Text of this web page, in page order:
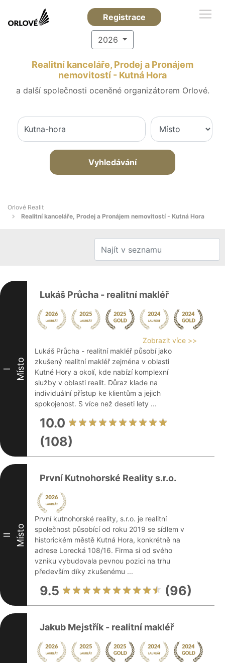
Registrace
2026
Realitní kanceláře, Prodej a Pronájem
nemovitostí - Kutná Hora
a další společnosti oceněné organizátorem Orlové.
Vyhledávání
Orlové Realit
Realitní kanceláře, Prodej a Pronájem nemovitostí - Kutná Hora
I Místo
Lukáš Průcha - realitní makléř
Zobrazit více >>
Lukáš Průcha - realitní makléř působí jako
zkušený realitní makléř zejména v oblasti
Kutné Hory a okolí, kde nabízí komplexní
služby v oblasti realit. Důraz klade na
individuální přístup ke klientům a jejich
spokojenost. S více než deseti lety ...
10.0
(108)
II Místo
První Kutnohorské Reality s.r.o.
První kutnohorské reality, s.r.o. je realitní
společnost působící od roku 2019 se sídlem v
historickém městě Kutná Hora, konkrétně na
adrese Lorecká 108/16. Firma si od svého
vzniku vybudovala pevnou pozici na trhu
především díky zkušenému ...
9.5 (96)
Jakub Mejstřík - realitní makléř